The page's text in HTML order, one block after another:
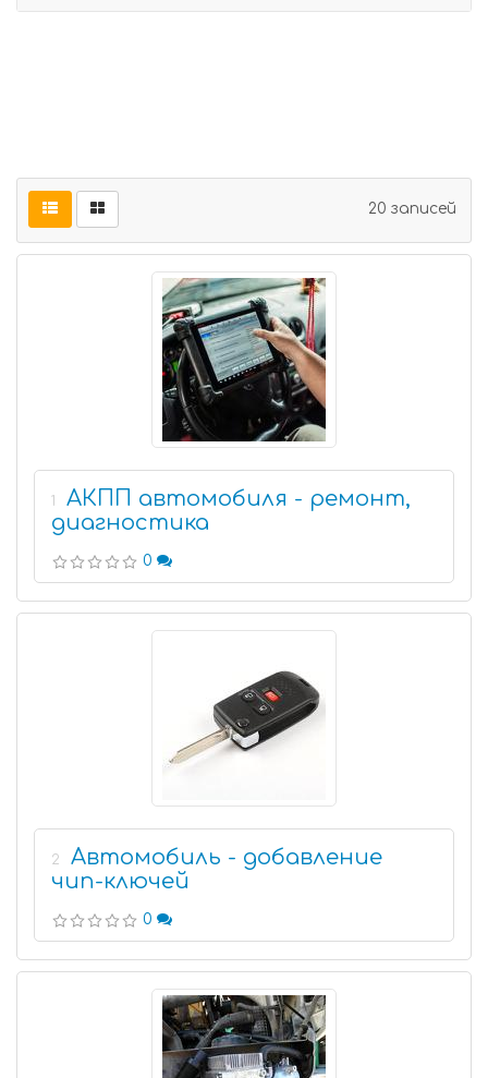
20 записей
1
АКПП автомобиля - ремонт,
диагностика
0
2
Автомобиль - добавление
чип-ключей
0